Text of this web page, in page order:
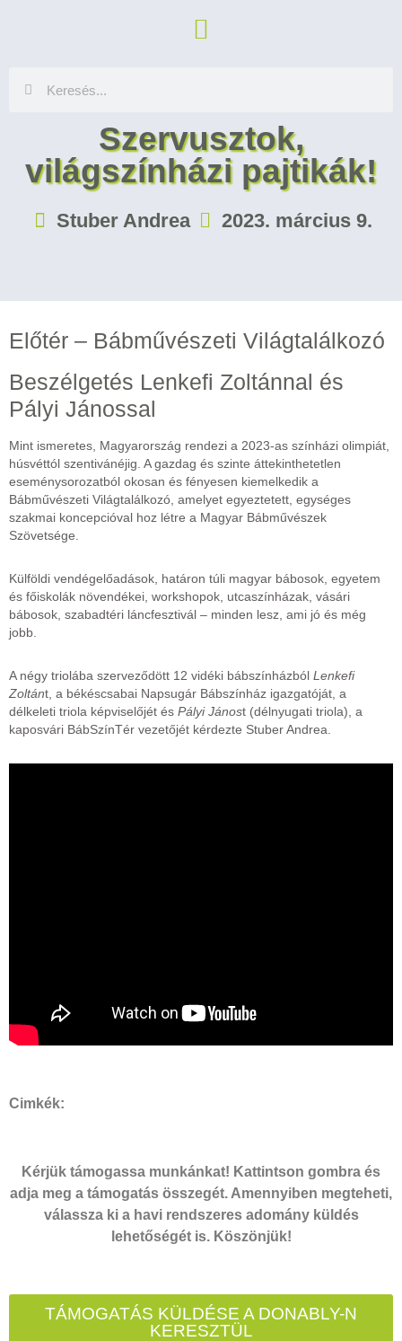
Szervusztok,
világszínházi pajtikák!
Stuber Andrea 2023. március 9.
Előtér – Bábművészeti Világtalálkozó
Beszélgetés Lenkefi Zoltánnal és
Pályi Jánossal
Mint ismeretes, Magyarország rendezi a 2023-as színházi olimpiát,
húsvéttól szentivánéjig. A gazdag és szinte áttekinthetetlen
eseménysorozatból okosan és fényesen kiemelkedik a
Bábművészeti Világtalálkozó, amelyet egyeztetett, egységes
szakmai koncepcióval hoz létre a Magyar Bábművészek
Szövetsége.
Külföldi vendégelőadások, határon túli magyar bábosok, egyetem
és főiskolák növendékei, workshopok, utcaszínházak, vásári
bábosok, szabadtéri láncfesztivál – minden lesz, ami jó és még
jobb.
A négy triolába szerveződött 12 vidéki bábszínházból Lenkefi
Zoltánt, a békéscsabai Napsugár Bábszínház igazgatóját, a
délkeleti triola képviselőjét és Pályi Jánost (délnyugati triola), a
kaposvári BábSzínTér vezetőjét kérdezte Stuber Andrea.
Cimkék:
Kérjük támogassa munkánkat! Kattintson gombra és
adja meg a támogatás összegét. Amennyiben megteheti,
válassza ki a havi rendszeres adomány küldés
lehetőségét is. Köszönjük!
TÁMOGATÁS KÜLDÉSE A DONABLY-N
KERESZTÜL